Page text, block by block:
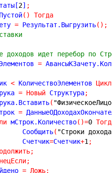
2] ;
( )
Тогда
= Результат.Выгрузить( ) ;
доходов идет перебор по
=
< КоличествоЭлементов Цикл
Струка
= Новый Структура;
Струка.Вставить
(
мСтрок
=
мСтрок.Количество( )=0
					Сообщить
( "Строки
					Счетчик
=Счетчик+1 ;
;
;
Найдено
= Ложь;